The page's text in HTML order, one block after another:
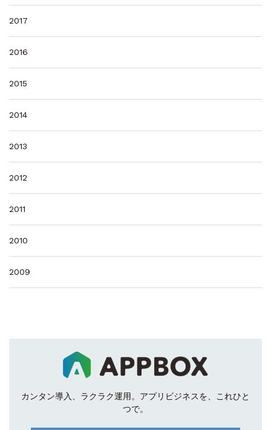
2017
2016
2015
2014
2013
2012
2011
2010
2009
カンタン導入、ラクラク運用。 アプリビジネスを、これひと
つで。